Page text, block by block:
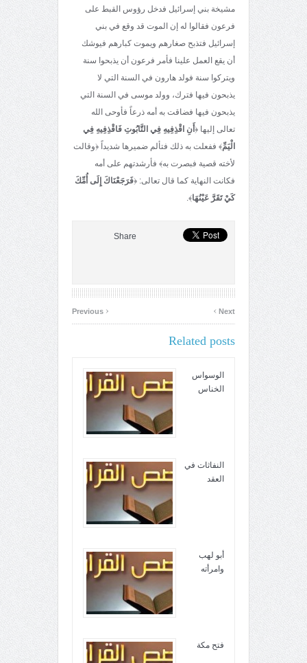
مشيخة بني إسرائيل فدخل رؤوس القبط على
فرعون فقالوا له إن الموت قد وقع في بني
إسرائيل فتذبح صغارهم ويموت كبارهم فيوشك
أن يقع العمل علينا فأمر فرعون أن يذبحوا سنة
ويتركوا سنة فولد هارون في السنة التي لا
يذبحون فيها فترك، وولد موسى في السنة التي
يذبحون فيها فضاقت به أمه ذرعاً فأوحى الله
تعالى إليها ﴿أَنِ اقْذِفِيهِ فِي التَّابُوتِ فَاقْذِفِيهِ فِي
الْيَمِّ﴾ ففعلت به ذلك فتألم ضميرها شديداً ﴿وقالت
لأخته قصية فبصرت به﴾ فأرشدتهم على أمه
فكانت النهاية كما قال تعالى: ﴿فَرَجَعْنَاكَ إِلَى أُمِّكَ
كَيْ تَقَرَّ عَيْنُهَا﴾.
Share
‹ Next
›
Related posts
الوسواس
الخناس
النفاثات في
العقد
أبو لهب
وامرأته
فتح مكة